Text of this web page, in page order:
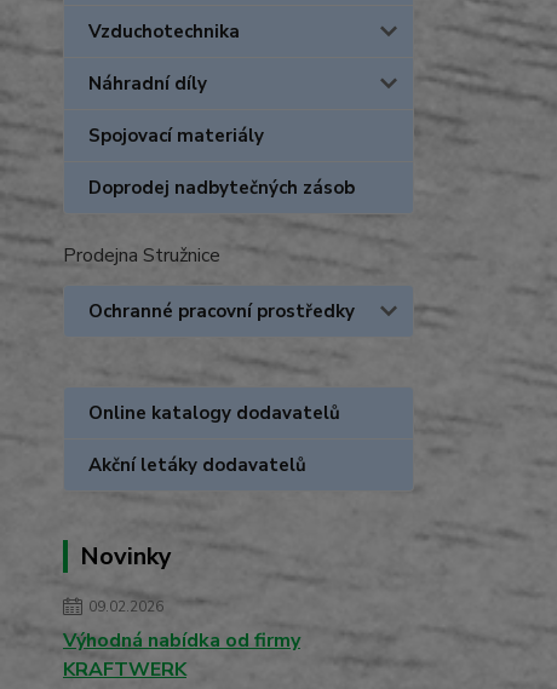
Vzduchotechnika
Náhradní díly
Spojovací materiály
Doprodej nadbytečných zásob
Prodejna Stružnice
Ochranné pracovní prostředky
Online katalogy dodavatelů
Akční letáky dodavatelů
Novinky
09.02.2026
Výhodná nabídka od firmy
KRAFTWERK